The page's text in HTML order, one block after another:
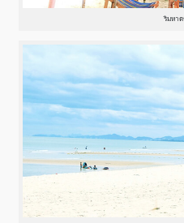
ริมหา